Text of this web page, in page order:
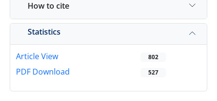
How to cite
Statistics
Article View 802
PDF Download 527